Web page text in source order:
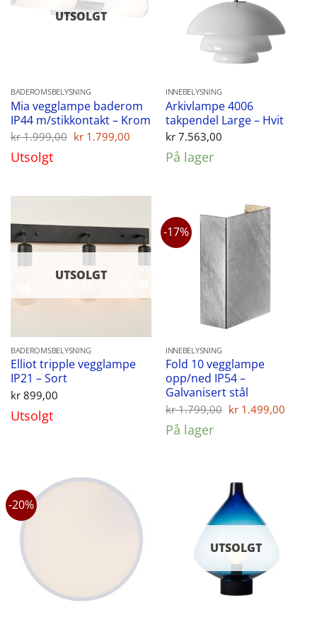
UTSOLGT
BADEROMSBELYSNING
Mia vegglampe baderom
IP44 m/stikkontakt – Krom
kr1.999,00 Opprinnelig
kr 1.799,00 Nåværende
Utsolgt
INNEBELYSNING
Arkivlampe 4006
takpendel Large – Hvit
kr7.563,00
På lager
UTSOLGT
BADEROMSBELYSNING
Elliot tripple vegglampe
IP21 – Sort
kr899,00
Utsolgt
-17%
INNEBELYSNING
Fold 10 vegglampe
opp/ned IP54 –
Galvanisert stål
kr1.799,00 Opprinnelig
kr 1.499,00
På lager
-20%
UTSOLGT